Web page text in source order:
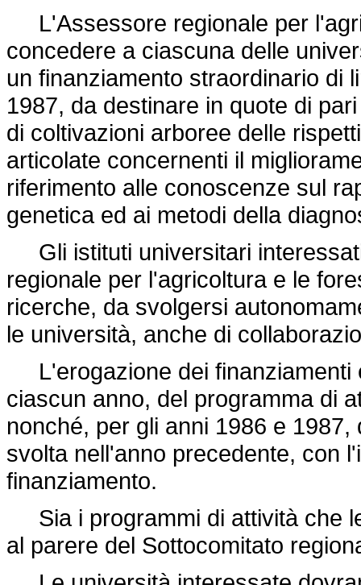
L'Assessore regionale per
concedere a ciascuna delle
un finanziamento straordinario di
1987, da destinare in quote di
di coltivazioni arboree delle
articolate concernenti il
riferimento alle conoscenze sul
genetica ed ai metodi della
Gli istituti universitari
regionale per l'agricoltura e le
ricerche, da svolgersi
le università, anche di
L'erogazione dei finanziamenti
ciascun anno, del programma di
nonché, per gli anni 1986 e
svolta nell'anno precedente, con
finanziamento.
Sia i programmi di attività che
al parere del Sottocomitato